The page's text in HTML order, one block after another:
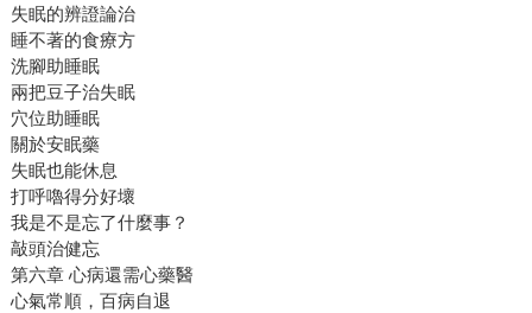
失眠的辨證論治
睡不著的食療方
洗腳助睡眠
兩把豆子治失眠
穴位助睡眠
關於安眠藥
失眠也能休息
打呼嚕得分好壞
我是不是忘了什麼事？
敲頭治健忘
第六章 心病還需心藥醫
心氣常順，百病自退